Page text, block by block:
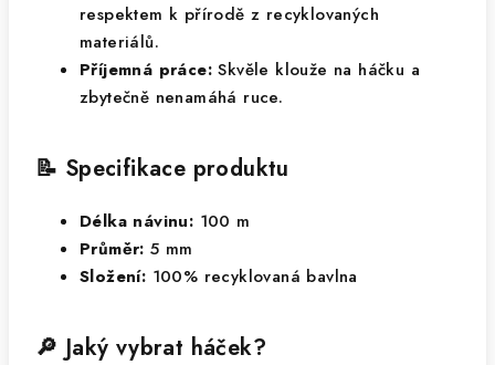
respektem k přírodě z recyklovaných
materiálů.
Příjemná práce: Skvěle klouže na háčku a
zbytečně nenamáhá ruce.
📝 Specifikace produktu
Délka návinu: 100 m
Průměr: 5 mm
Složení: 100% recyklovaná bavlna
🔎 Jaký vybrat háček?